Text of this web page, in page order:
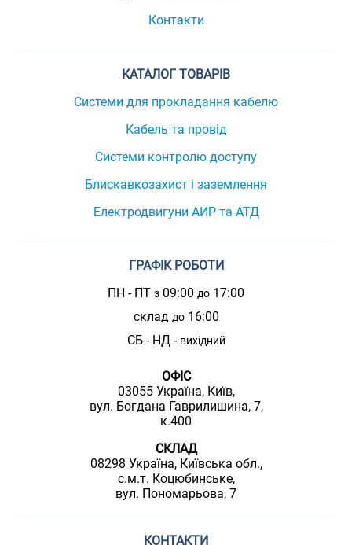
Контакти
КАТАЛОГ ТОВАРІВ
Системи для прокладання кабелю
Кабель та провід
Системи контролю доступу
Блискавкозахист і заземлення
Електродвигуни АИР та АТД
ГРАФІК РОБОТИ
ПН - ПТ з 09:00 до 17:00
склад до16:00
СБ - НД - вихідний
ОФІС
03055 Україна, Київ,
вул. Богдана Гаврилишина, 7,
к.400
СКЛАД
08298 Україна, Київська обл.,
с.м.т. Коцюбинське,
вул. Пономарьова, 7
КОНТАКТИ